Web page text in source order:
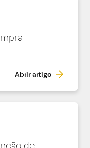
Abrir artigo
de